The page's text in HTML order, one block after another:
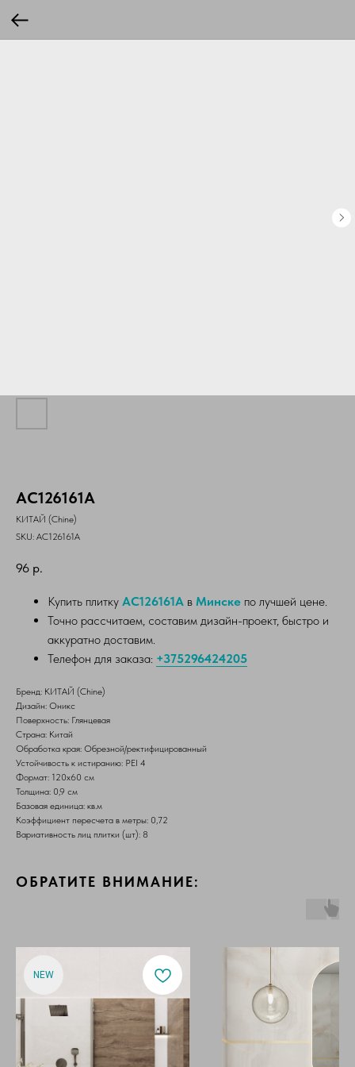
AC126161A
КИТАЙ (Chine)
SKU: AC126161A
96 р.
Купить плитку AC126161A в Минске по лучшей цене.
Точно рассчитаем, составим дизайн-проект, быстро и
аккуратно доставим.
Телефон для заказа: +375296424205
Бренд: КИТАЙ (Chine)
Дизайн: Оникс
Поверхность: Глянцевая
Страна: Китай
Обработка края: Обрезной/ректифицированный
Устойчивость к истиранию: PEI 4
Формат: 120х60 см
Толщина: 0,9 см
Базовая единица: кв.м
Коэффициент пересчета в метры: 0,72
Вариативность лиц плитки (шт): 8
ОБРАТИТЕ ВНИМАНИЕ:
NEW